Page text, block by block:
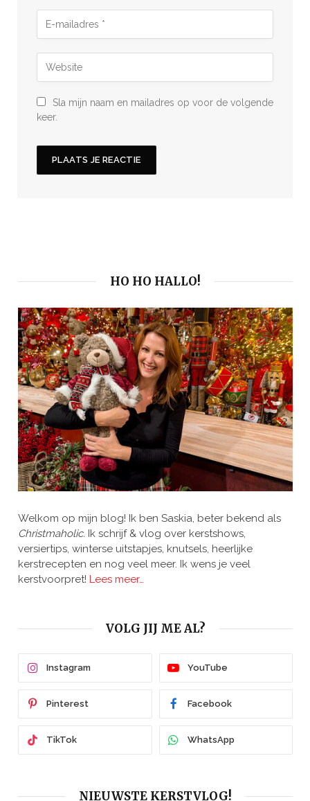
Sla mijn naam en mailadres op voor de volgende
keer.
HO HO HALLO!
Welkom op mijn blog! Ik ben Saskia, beter bekend als
Christmaholic. Ik schrijf & vlog over kerstshows,
versiertips, winterse uitstapjes, knutsels, heerlijke
kerstrecepten en nog veel meer. Ik wens je veel
kerstvoorpret! Lees meer…
VOLG JIJ ME AL?
Instagram YouTube
Pinterest Facebook
TikTok WhatsApp
NIEUWSTE KERSTVLOG!